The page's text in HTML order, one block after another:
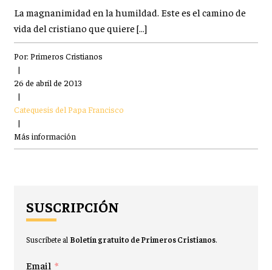
La magnanimidad en la humildad. Este es el camino de
vida del cristiano que quiere […]
Por: Primeros Cristianos
|
26 de abril de 2013
|
Catequesis del Papa Francisco
|
Más información
SUSCRIPCIÓN
Suscríbete al Boletín gratuito de Primeros Cristianos.
Email